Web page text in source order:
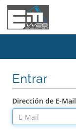
Entrar
Dirección de E-Mail